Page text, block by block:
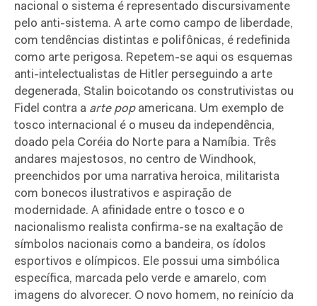
nacional o sistema é representado discursivamente
pelo anti-sistema. A arte como campo de liberdade,
com tendências distintas e polifônicas, é redefinida
como arte perigosa. Repetem-se aqui os esquemas
anti-intelectualistas de Hitler perseguindo a arte
degenerada, Stalin boicotando os construtivistas ou
Fidel contra a arte popamericana. Um exemplo de
tosco internacional é o museu da independência,
doado pela Coréia do Norte para a Namíbia. Três
andares majestosos, no centro de Windhook,
preenchidos por uma narrativa heroica, militarista
com bonecos ilustrativos e aspiração de
modernidade. A afinidade entre o tosco e o
nacionalismo realista confirma-se na exaltação de
símbolos nacionais como a bandeira, os ídolos
esportivos e olímpicos. Ele possui uma simbólica
específica, marcada pelo verde e amarelo, com
imagens do alvorecer. O novo homem, no reinício da